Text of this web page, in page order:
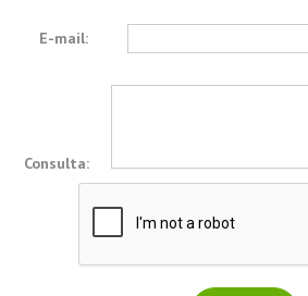
E-mail:
Consulta: